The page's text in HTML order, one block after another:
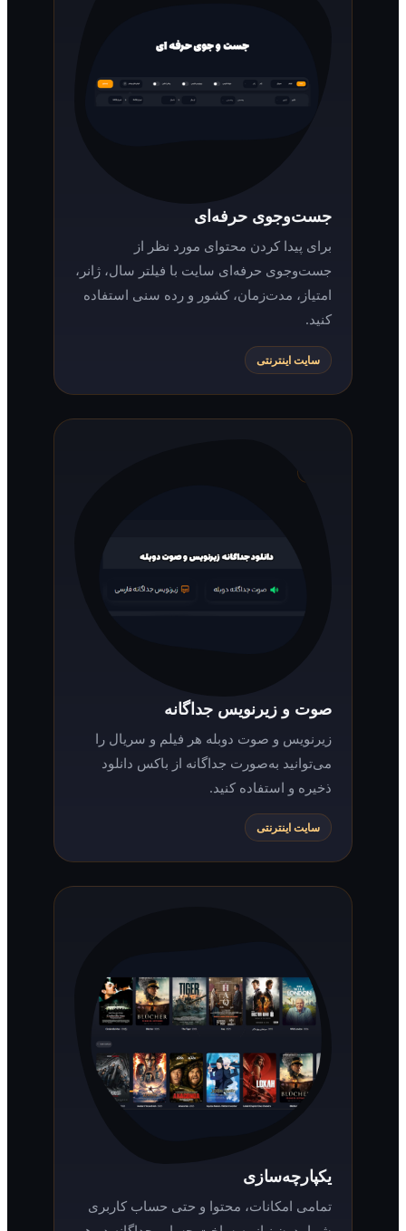
جست‌وجوی حرفه‌ای
برای پیدا کردن محتوای مورد نظر از
جست‌وجوی حرفه‌ای سایت با فیلتر سال، ژانر،
امتیاز، مدت‌زمان، کشور و رده سنی استفاده
سایت اینترنتی
صوت و زیرنویس جداگانه
زیرنویس و صوت دوبله هر فیلم و سریال را
می‌توانید به‌صورت جداگانه از باکس دانلود
ذخیره و استفاده کنید.
سایت اینترنتی
یکپارچه‌سازی
تمامی امکانات، محتوا و حتی حساب کاربری